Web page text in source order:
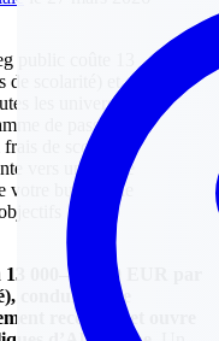
public coûte 13
scolarité) et
les universités
de passerelle
de scolarité,
vers une seule
budget, de
000–16 000 EUR par
conduit à une
reconnue et ouvre